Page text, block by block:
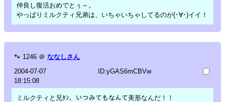
仲良し復活おめでとぅ～。
やっぱりミルクティ兄弟は、いちゃいちゃしてるのが(･∀･)イイ！
🐾 1246 ＠ ななしさん
2004-07-07
18:15:08
ID:yGAS6mCBVw
ミルクティと兄ﾀﾝ、いつみてもなんて美形なんだ！！